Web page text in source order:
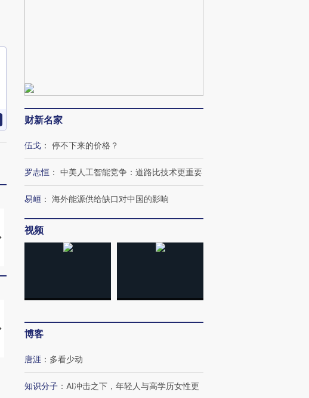
视线｜HYROX的吸金
术：是什么让中产们甘
粒摇头丸 尿检体内含3种
【推广】走进第四届链博
会，让数智科技“链”接产
财新名家
伍戈 ： 停不下来的价格？
罗志恒 ： 中美人工智能竞争：道路比技术更重要
易峘 ： 海外能源供给缺口对中国的影响
视频
博客
唐涯 ： 多看少动
知识分子 ： AI冲击之下，年轻人与高学历女性更